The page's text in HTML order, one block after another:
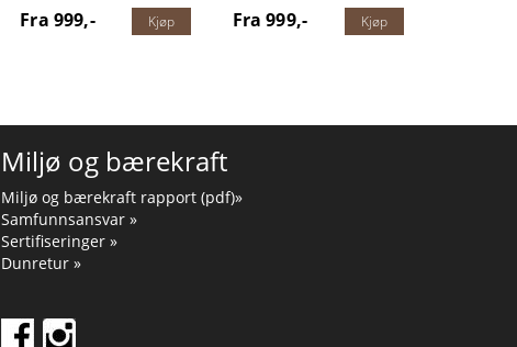
Fra 999,- Kjøp Fra 999,- Kjøp
Miljø og bærekraft
Miljø og bærekraft rapport (pdf)»
Samfunnsansvar »
Sertifiseringer »
Dunretur »